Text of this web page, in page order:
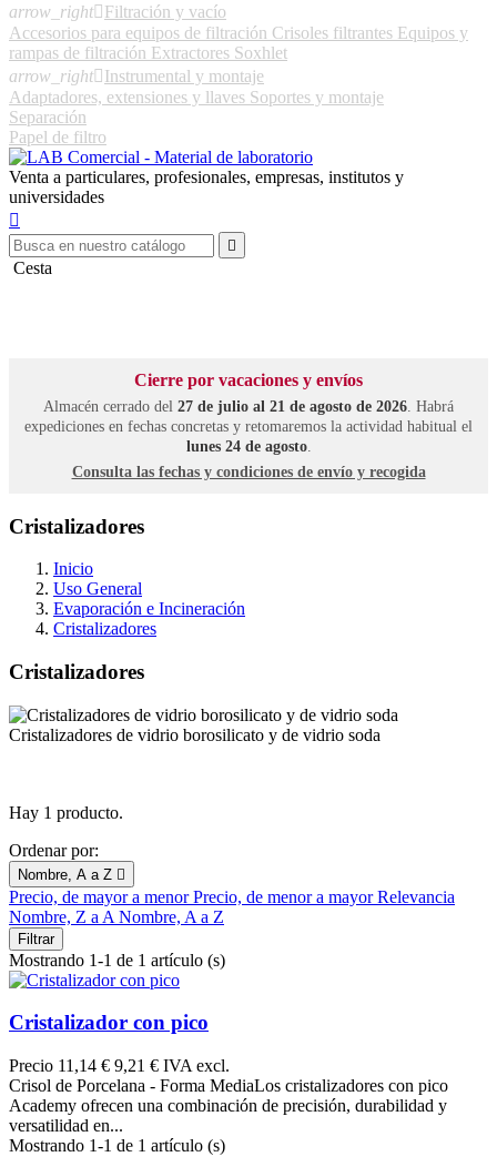
arrow_right Filtración y vacío
Accesorios para equipos de filtración Crisoles filtrantes Equipos y
rampas de filtración Extractores Soxhlet
arrow_right Instrumental y montaje
Adaptadores, extensiones y llaves Soportes y montaje
Separación
Papel de filtro
Venta a particulares, profesionales, empresas, institutos y
universidades


Cesta
Cierre por vacaciones y envíos
Almacén cerrado del 27 de julio al 21 de agosto de 2026 . Habrá
expediciones en fechas concretas y retomaremos la actividad habitual el
lunes 24 de agosto.
Consulta las fechas y condiciones de envío y recogida
Cristalizadores
Inicio
Uso General
Evaporación e Incineración
Cristalizadores
Cristalizadores
Cristalizadores de vidrio borosilicato y de vidrio soda
Hay 1 producto.
Ordenar por:
Nombre, A a Z 
Precio, de mayor a menorPrecio, de menor a mayorRelevancia
Nombre, Z a A Nombre, A a Z
Filtrar
Mostrando 1-1 de 1 artículo (s)
Cristalizador con pico
Precio 11,14 € 9,21 € IVA excl.
Crisol de Porcelana - Forma MediaLos cristalizadores con pico
Academy ofrecen una combinación de precisión, durabilidad y
versatilidad en...
Mostrando 1-1 de 1 artículo (s)